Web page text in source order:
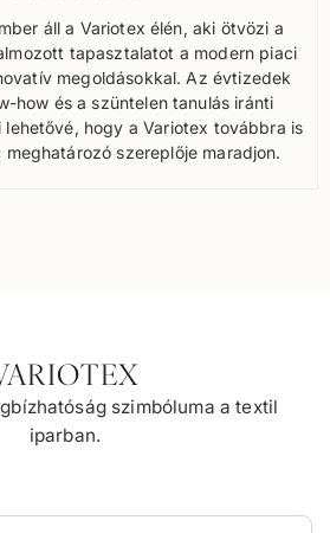
áll a Variotex élén, aki ötvözi a
tapasztalatot a modern piaci
megoldásokkal. Az évtizedek
how és a szüntelen tanulás iránti
hogy a Variotex továbbra is
szereplője maradjon.
szimbóluma a textil
iparban.